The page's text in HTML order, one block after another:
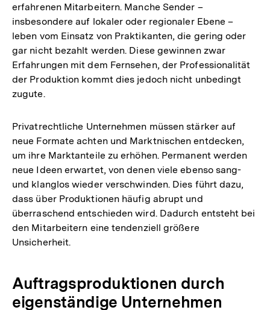
erfahrenen Mitarbeitern. Manche Sender –
insbesondere auf lokaler oder regionaler Ebene –
leben vom Einsatz von Praktikanten, die gering oder
gar nicht bezahlt werden. Diese gewinnen zwar
Erfahrungen mit dem Fernsehen, der Professionalität
der Produktion kommt dies jedoch nicht unbedingt
zugute.
Privatrechtliche Unternehmen müssen stärker auf
neue Formate achten und Marktnischen entdecken,
um ihre Marktanteile zu erhöhen. Permanent werden
neue Ideen erwartet, von denen viele ebenso sang-
und klanglos wieder verschwinden. Dies führt dazu,
dass über Produktionen häufig abrupt und
überraschend entschieden wird. Dadurch entsteht bei
den Mitarbeitern eine tendenziell größere
Unsicherheit.
Auftragsproduktionen durch
eigenständige Unternehmen